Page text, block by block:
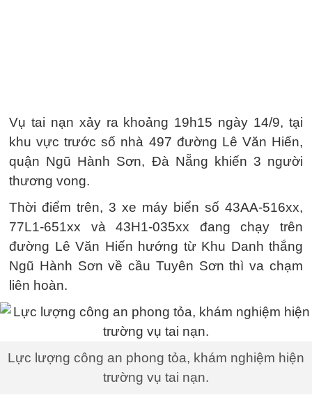
Vụ tai nạn xảy ra khoảng 19h15 ngày 14/9, tại
khu vực trước số nhà 497 đường Lê Văn Hiến,
quận Ngũ Hành Sơn, Đà Nẵng khiến 3 người
thương vong.
Thời điểm trên, 3 xe máy biển số 43AA-516xx,
77L1-651xx và 43H1-035xx đang chạy trên
đường Lê Văn Hiến hướng từ Khu Danh thắng
Ngũ Hành Sơn về cầu Tuyên Sơn thì va chạm
liên hoàn.
Lực lượng công an phong tỏa, khám nghiệm hiện
trường vụ tai nạn.